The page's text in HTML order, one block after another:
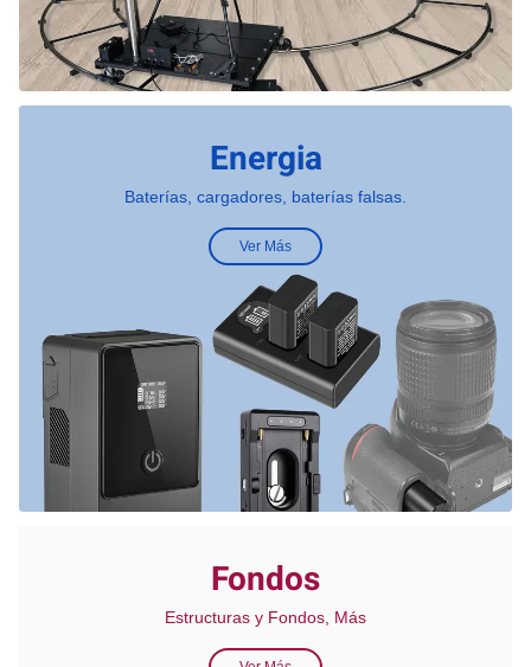
Energia
Baterías, cargadores, baterías falsas.
Ver Más
Fondos
Estructuras y Fondos, Más